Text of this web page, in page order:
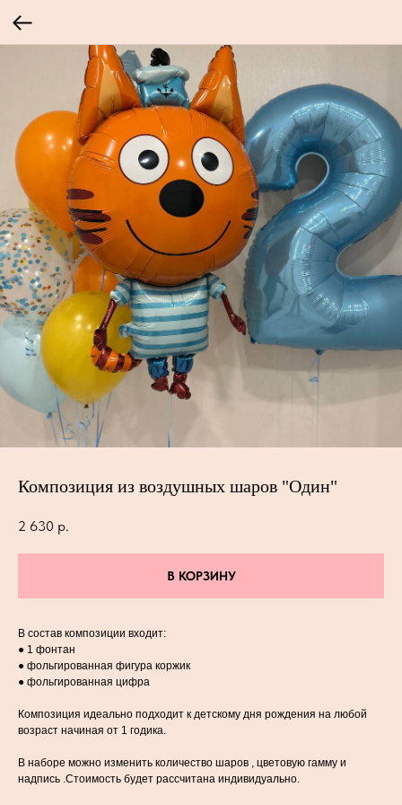
Композиция из воздушных шаров "Один"
2 630 р.
В КОРЗИНУ
В состав композиции входит:
● 1 фонтан
● фольгированная фигура коржик
● фольгированная цифра
Композиция идеально подходит к детскому дня рождения на любой
возраст начиная от 1 годика.
В наборе можно изменить количество шаров , цветовую гамму и
надпись .Стоимость будет рассчитана индивидуально.